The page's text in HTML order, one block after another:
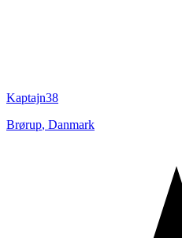
Kaptajn38
Brørup, Danmark